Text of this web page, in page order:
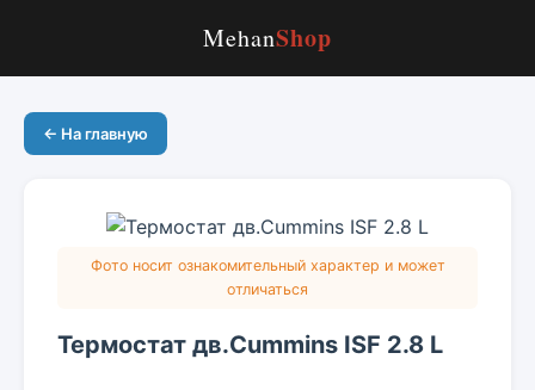
MehanShop
← На главную
Фото носит ознакомительный характер и может
отличаться
Термостат дв.Cummins ISF 2.8 L